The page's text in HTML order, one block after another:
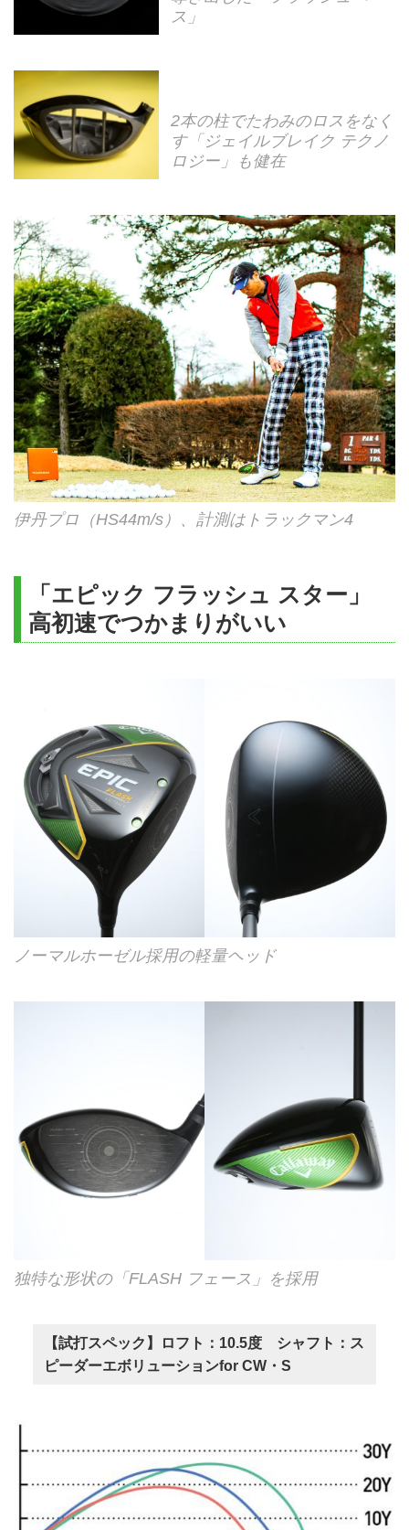
ス」
2本の柱でたわみのロスをなく
す「ジェイルブレイク テクノ
ロジー」も健在
伊丹プロ（HS44m/s）、計測はトラックマン4
「エピック フラッシュ スター」
高初速でつかまりがいい
ノーマルホーゼル採用の軽量ヘッド
独特な形状の「FLASH フェース」を採用
【試打スペック】ロフト：10.5度 シャフト：ス
ピーダーエボリューションfor CW・S